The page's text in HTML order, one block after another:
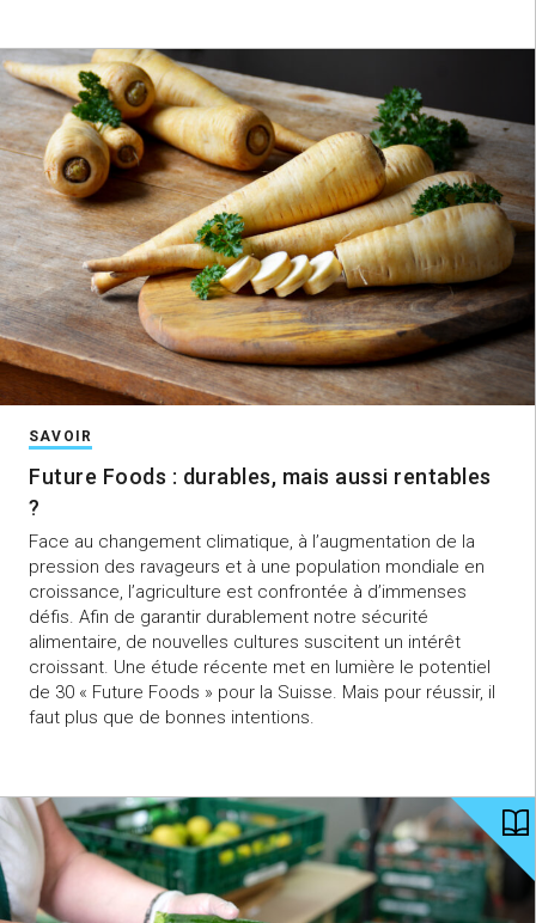
SAVOIR
Future Foods : durables, mais aussi rentables
?
Face au changement climatique, à l’augmentation de la
pression des ravageurs et à une population mondiale en
croissance, l’agriculture est confrontée à d’immenses
défis. Afin de garantir durablement notre sécurité
alimentaire, de nouvelles cultures suscitent un intérêt
croissant. Une étude récente met en lumière le potentiel
de 30 « Future Foods » pour la Suisse. Mais pour réussir, il
faut plus que de bonnes intentions.